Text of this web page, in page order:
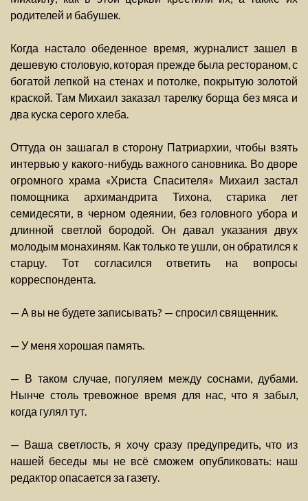
родителей и бабушек.
Когда настало обеденное время, журналист зашел в
дешевую столовую, которая прежде была рестораном, с
богатой лепкой на стенах и потолке, покрытую золотой
краской. Там Михаил заказал тарелку борща без мяса и
два куска серого хлеба.
Оттуда он зашагал в сторону Патриархии, чтобы взять
интервью у какого-нибудь важного сановника. Во дворе
огромного храма «Христа Спасителя» Михаил застал
помощника архимандрита Тихона, старика лет
семидесяти, в черном одеянии, без головного убора и
длинной светлой бородой. Он давал указания двух
молодым монахиням. Как только те ушли, он обратился к
старцу. Тот согласился ответить на вопросы
корреспондента.
— А вы не будете записывать? — спросил священник.
— У меня хорошая память.
— В таком случае, погуляем между соснами, дубами.
Нынче столь тревожное время для нас, что я забыл,
когда гулял тут.
— Ваша светлость, я хочу сразу предупредить, что из
нашей беседы мы не всё сможем опубликовать: наш
редактор опасается за газету.